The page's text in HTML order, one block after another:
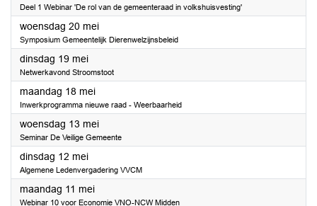
Deel 1 Webinar 'De rol van de gemeenteraad in volkshuisvesting'
woensdag 20 mei2026
Symposium Gemeentelijk Dierenwelzijnsbeleid
dinsdag 19 mei2026
Netwerkavond Stroomstoot
maandag 18 mei2026
Inwerkprogramma nieuwe raad - Weerbaarheid
woensdag 13 mei2026
Seminar De Veilige Gemeente
dinsdag 12 mei2026
Algemene Ledenvergadering VVCM
maandag 11 mei2026
Webinar 10 voor Economie VNO-NCW Midden